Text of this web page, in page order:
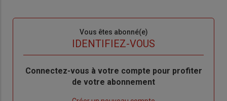
Vous êtes abonné(e)
IDENTIFIEZ-VOUS
Body
Connectez-vous à votre compte pour profiter
de votre abonnement